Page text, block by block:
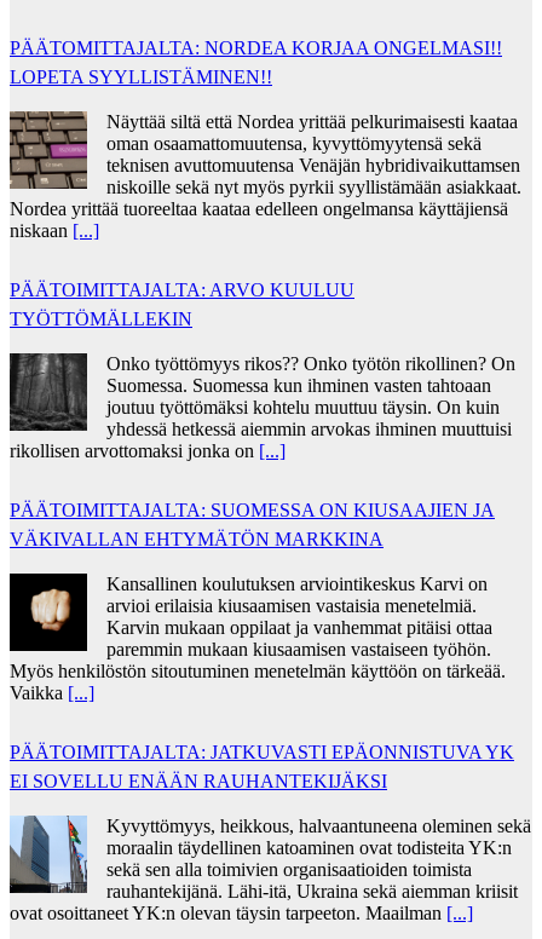
PÄÄTOMITTAJALTA: NORDEA KORJAA ONGELMASI!!
LOPETA SYYLLISTÄMINEN!!
Näyttää siltä että Nordea yrittää pelkurimaisesti kaataa
oman osaamattomuutensa, kyvyttömyytensä sekä
teknisen avuttomuutensa Venäjän hybridivaikuttamsen
niskoille sekä nyt myös pyrkii syyllistämään asiakkaat.
Nordea yrittää tuoreeltaa kaataa edelleen ongelmansa käyttäjiensä
niskaan [...]
PÄÄTOIMITTAJALTA: ARVO KUULUU
TYÖTTÖMÄLLEKIN
Onko työttömyys rikos?? Onko työtön rikollinen? On
Suomessa. Suomessa kun ihminen vasten tahtoaan
joutuu työttömäksi kohtelu muuttuu täysin. On kuin
yhdessä hetkessä aiemmin arvokas ihminen muuttuisi
rikollisen arvottomaksi jonka on [...]
PÄÄTOIMITTAJALTA: SUOMESSA ON KIUSAAJIEN JA
VÄKIVALLAN EHTYMÄTÖN MARKKINA
Kansallinen koulutuksen arviointikeskus Karvi on
arvioi erilaisia kiusaamisen vastaisia menetelmiä.
Karvin mukaan oppilaat ja vanhemmat pitäisi ottaa
paremmin mukaan kiusaamisen vastaiseen työhön.
Myös henkilöstön sitoutuminen menetelmän käyttöön on tärkeää.
Vaikka [...]
PÄÄTOIMITTAJALTA: JATKUVASTI EPÄONNISTUVA YK
EI SOVELLU ENÄÄN RAUHANTEKIJÄKSI
Kyvyttömyys, heikkous, halvaantuneena oleminen sekä
moraalin täydellinen katoaminen ovat todisteita YK:n
sekä sen alla toimivien organisaatioiden toimista
rauhantekijänä. Lähi-itä, Ukraina sekä aiemman kriisit
ovat osoittaneet YK:n olevan täysin tarpeeton. Maailman [...]